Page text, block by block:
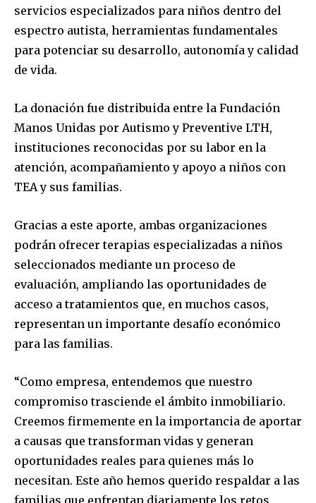
servicios especializados para niños dentro del
espectro autista, herramientas fundamentales
para potenciar su desarrollo, autonomía y calidad
de vida.
La donación fue distribuida entre la Fundación
Manos Unidas por Autismo y Preventive LTH,
instituciones reconocidas por su labor en la
atención, acompañamiento y apoyo a niños con
TEA y sus familias.
Gracias a este aporte, ambas organizaciones
podrán ofrecer terapias especializadas a niños
seleccionados mediante un proceso de
evaluación, ampliando las oportunidades de
acceso a tratamientos que, en muchos casos,
representan un importante desafío económico
para las familias.
“Como empresa, entendemos que nuestro
compromiso trasciende el ámbito inmobiliario.
Creemos firmemente en la importancia de aportar
a causas que transforman vidas y generan
oportunidades reales para quienes más lo
necesitan. Este año hemos querido respaldar a las
familias que enfrentan diariamente los retos